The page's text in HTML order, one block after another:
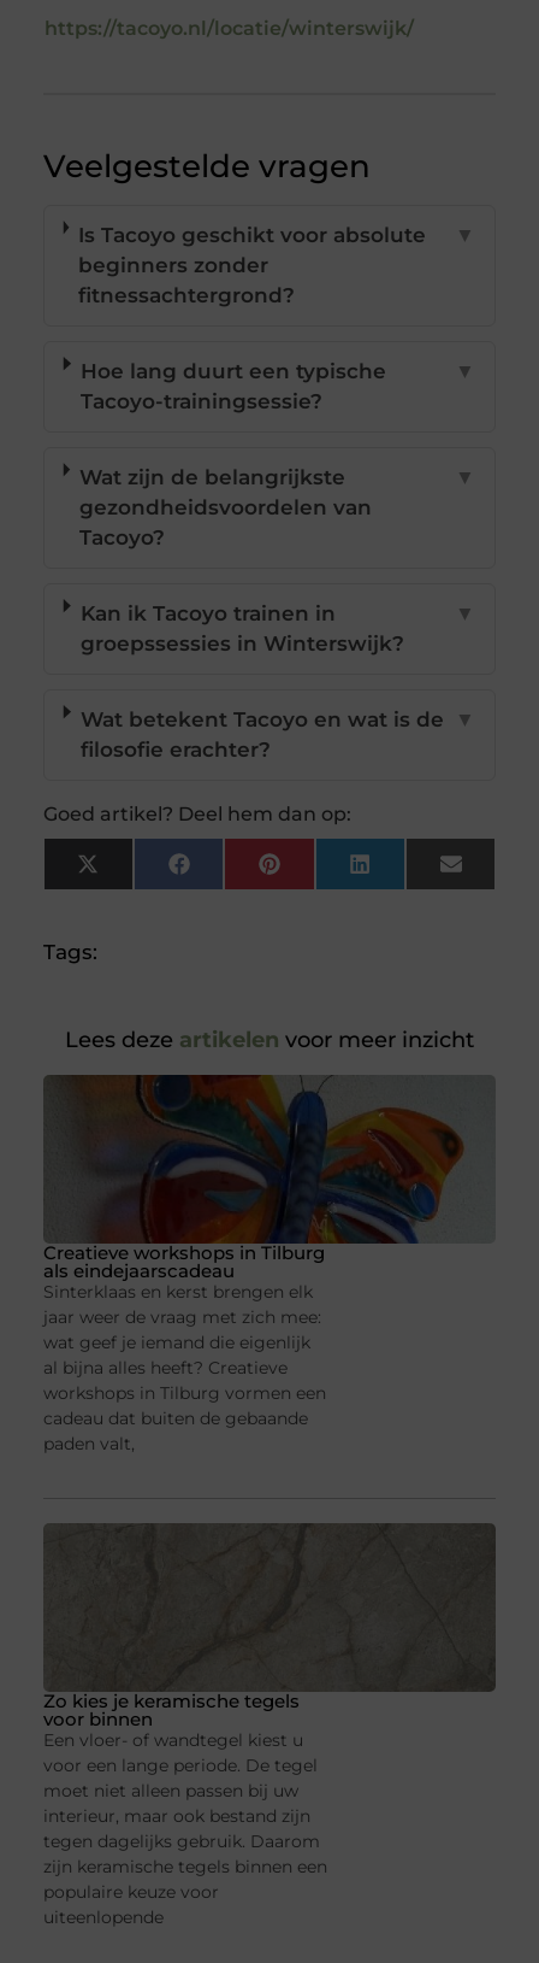
https://tacoyo.nl/locatie/winterswijk/
Veelgestelde vragen
Is Tacoyo geschikt voor absolute
beginners zonder
fitnessachtergrond?
▼
Hoe lang duurt een typische
Tacoyo-trainingsessie?
▼
Wat zijn de belangrijkste
gezondheidsvoordelen van
Tacoyo?
▼
Kan ik Tacoyo trainen in
groepssessies in Winterswijk?
▼
Wat betekent Tacoyo en wat is de
filosofie erachter?
▼
Goed artikel? Deel hem dan op:
X
(Twitter)
FacebookPinterestLinkedInEmail
Tags:
Lees deze artikelen voor meer inzicht
Creatieve workshops in Tilburg
als eindejaarscadeau
Sinterklaas en kerst brengen elk
jaar weer de vraag met zich mee:
wat geef je iemand die eigenlijk
al bijna alles heeft? Creatieve
workshops in Tilburg vormen een
cadeau dat buiten de gebaande
paden valt,
Zo kies je keramische tegels
voor binnen
Een vloer- of wandtegel kiest u
voor een lange periode. De tegel
moet niet alleen passen bij uw
interieur, maar ook bestand zijn
tegen dagelijks gebruik. Daarom
zijn keramische tegels binnen een
populaire keuze voor
uiteenlopende